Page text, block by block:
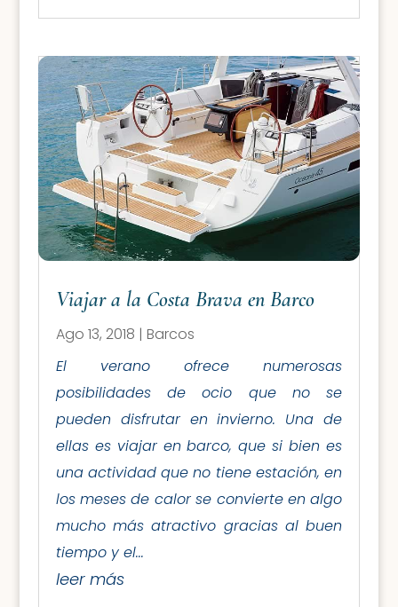
Viajar a la Costa Brava en Barco
Ago 13, 2018 | Barcos
El verano ofrece numerosas
posibilidades de ocio que no se
pueden disfrutar en invierno. Una de
ellas es viajar en barco, que si bien es
una actividad que no tiene estación, en
los meses de calor se convierte en algo
mucho más atractivo gracias al buen
tiempo y el...
leer más